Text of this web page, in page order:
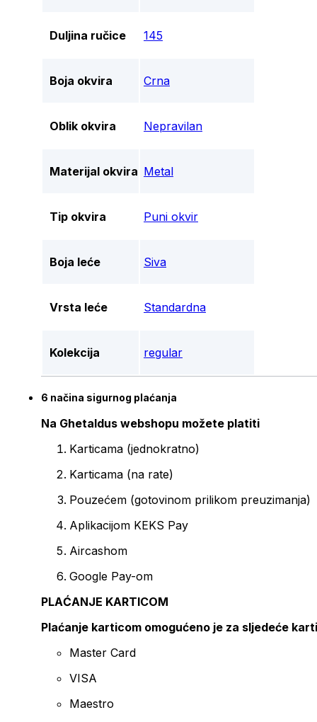
Duljina ručice 145
Boja okvira Crna
Oblik okvira Nepravilan
Materijal okvira Metal
Tip okvira Puni okvir
Boja leće Siva
Vrsta leće Standardna
Kolekcija regular
6 načina sigurnog plaćanja
Na Ghetaldus webshopu možete platiti
Karticama (jednokratno)
Karticama (na rate)
Pouzećem (gotovinom prilikom preuzimanja)
Aplikacijom KEKS Pay
Aircashom
Google Pay-om
PLAĆANJE KARTICOM
Plaćanje karticom omogućeno je za sljedeće
Master Card
VISA
Maestro